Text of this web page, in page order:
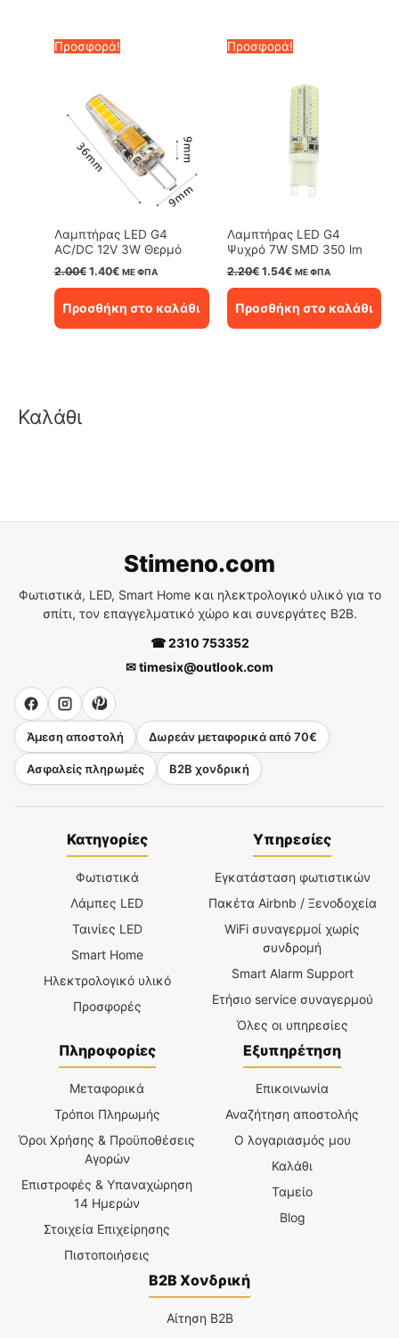
Προσφορά!
Λαμπτήρας LED G4
AC/DC 12V 3W Θερμό
2.00€ Original
price
2.00€.
1.40€Η
τρέχουσα
είναι:
1.40€.
ΜΕ ΦΠΑ
Προσθήκη στο καλάθι
Προσφορά!
Λαμπτήρας LED G4
Ψυχρό 7W SMD 350 lm
2.20€ Original
price
2.20€.
1.54€Η
τρέχουσα
είναι:
1.54€.
ΜΕ ΦΠΑ
Προσθήκη στο καλάθι
Καλάθι
Stimeno.com
Φωτιστικά, LED, Smart Home και ηλεκτρολογικό υλικό για το
σπίτι, τον επαγγελματικό χώρο και συνεργάτες B2B.
☎ 2310 753352
✉ timesix@outlook.com
Άμεση αποστολή Δωρεάν μεταφορικά από 70€
Ασφαλείς πληρωμές B2B χονδρική
Κατηγορίες
Φωτιστικά
Λάμπες LED
Ταινίες LED
Smart Home
Ηλεκτρολογικό υλικό
Προσφορές
Υπηρεσίες
Εγκατάσταση φωτιστικών
Πακέτα Airbnb / Ξενοδοχεία
WiFi συναγερμοί χωρίς
συνδρομή
Smart Alarm Support
Ετήσιο service συναγερμού
Όλες οι υπηρεσίες
Πληροφορίες
Μεταφορικά
Τρόποι Πληρωμής
Όροι Χρήσης & Προϋποθέσεις
Αγορών
Επιστροφές & Υπαναχώρηση
14 Ημερών
Στοιχεία Επιχείρησης
Πιστοποιήσεις
Εξυπηρέτηση
Επικοινωνία
Αναζήτηση αποστολής
Ο λογαριασμός μου
Καλάθι
Ταμείο
Blog
B2B Χονδρική
Αίτηση B2B